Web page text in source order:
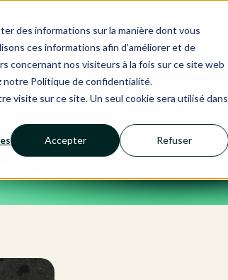
des informations sur la manière dont vous
ces informations afin d'améliorer et de
concernant nos visiteurs à la fois sur ce site web
notre Politique de confidentialité.
visite sur ce site. Un seul cookie sera utilisé dans
Accepter Refuser
Makers Day Ecosystème
IA NANCIE SERVICES SECTEURS